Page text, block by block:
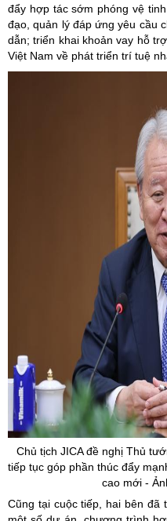
đẩy hợp tác sớm phóng vệ
đạo, quản lý đáp ứng yêu cầu
dẫn; triển khai khoản vay hỗ
Việt Nam về phát triển trí tuệ
Chủ tịch JICA đề nghị Thủ
tiếp tục góp phần thúc đẩy
cao mới -
Cũng tại cuộc tiếp, hai bên đã